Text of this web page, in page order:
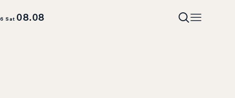
Sat 08.08